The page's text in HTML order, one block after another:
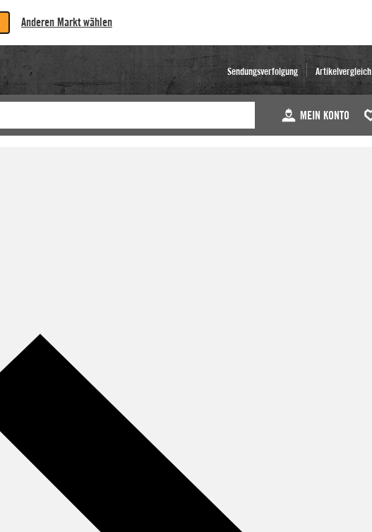
Anderen Markt wählen
Sendungsverfolgung Artikelvergleich
MEIN KONTO